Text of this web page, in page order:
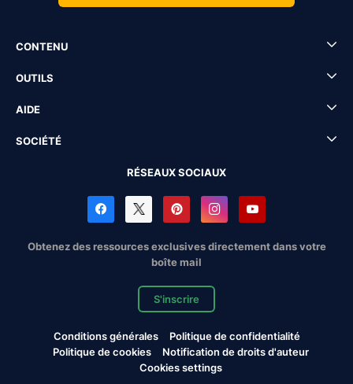
CONTENU
OUTILS
AIDE
SOCIÉTÉ
RÉSEAUX SOCIAUX
Obtenez des ressources exclusives directement dans votre
boîte mail
S'inscrire
Conditions générales
Politique de confidentialité
Politique de cookies
Notification de droits d'auteur
Cookies settings